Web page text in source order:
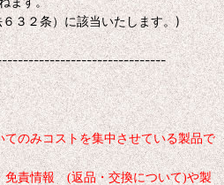
３２条）に該当いたします。)
のみコストを集中させている製品で
免責情報 (返品・交換について)や製